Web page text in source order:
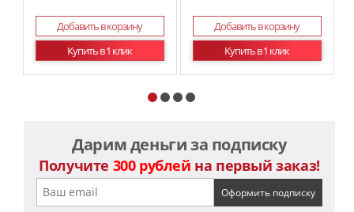
Добавить в корзину
Купить в 1 клик
Добавить в корзину
Купить в 1 клик
Дарим деньги за подписку
Получите 300 рублей на первый заказ!